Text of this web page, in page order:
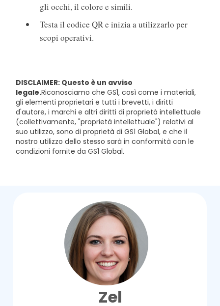
gli occhi, il colore e simili.
Testa il codice QR e inizia a utilizzarlo per
scopi operativi.
DISCLAIMER: Questo è un avviso
legale.Riconosciamo che GS1, così come i materiali,
gli elementi proprietari e tutti i brevetti, i diritti
d'autore, i marchi e altri diritti di proprietà intellettuale
(collettivamente, "proprietà intellettuale") relativi al
suo utilizzo, sono di proprietà di GS1 Global, e che il
nostro utilizzo dello stesso sarà in conformità con le
condizioni fornite da GS1 Global.
Zel